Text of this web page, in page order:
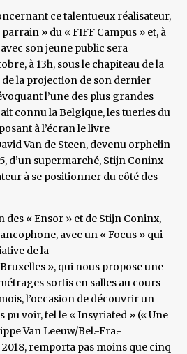
ce talentueux réalisateur,
» du « FIFF Campus » et, à
son jeune public sera
à 13h, sous le chapiteau de la
de la projection de son dernier
l’une des plus grandes
connu la Belgique, les tueries du
à l’écran le livre
Van de Steen, devenu orphelin
d’un supermarché, Stijn Coninx
à se positionner du côté des
des « Ensor » et de Stijn Coninx,
avec un « Focus » qui
de la
», qui nous propose une
sortis en salles au cours
l’occasion de découvrir un
pu voir, tel le « Insyriated » (« Une
Van Leeuw/Bel.-Fra.-
2018, remporta pas moins que cinq